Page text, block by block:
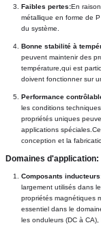
Faibles pertes:En
métallique en forme de
du système.
Bonne stabilité à
peuvent maintenir des
température,qui est
doivent fonctionner sur
Performance
les conditions
propriétés uniques
applications
conception et la
Domaines d'application:
Composants
largement utilisés dans
propriétés magnétiques
essentiel dans le
les onduleurs (DC à